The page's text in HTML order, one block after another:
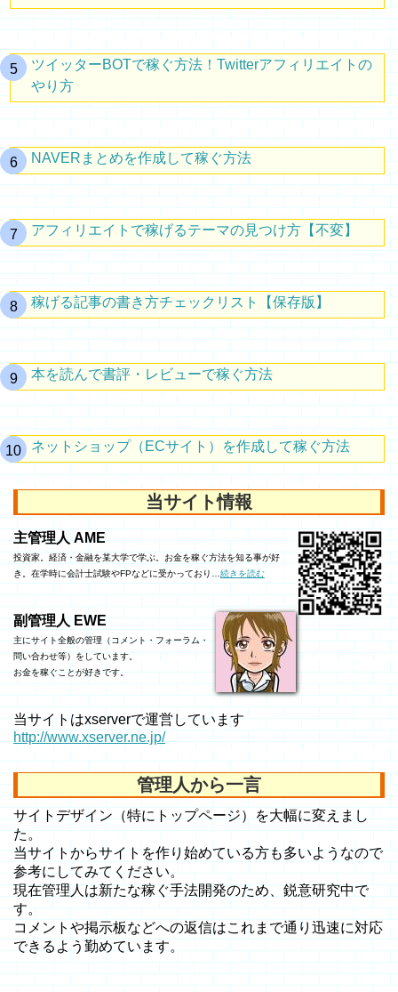
ツイッターBOTで稼ぐ方法！Twitterアフィリエイトの
やり方
NAVERまとめを作成して稼ぐ方法
アフィリエイトで稼げるテーマの見つけ方【不変】
稼げる記事の書き方チェックリスト【保存版】
本を読んで書評・レビューで稼ぐ方法
ネットショップ（ECサイト）を作成して稼ぐ方法
当サイト情報
主管理人 AME
投資家。経済・金融を某大学で学ぶ。お金を稼ぐ方法を知る事が好
き。在学時に会計士試験やFPなどに受かっており…続きを読む
副管理人 EWE
主にサイト全般の管理（コメント・フォーラム・
問い合わせ等）をしています。
お金を稼ぐことが好きです。
当サイトはxserverで運営しています
http://www.xserver.ne.jp/
管理人から一言
サイトデザイン（特にトップページ）を大幅に変えまし
た。
当サイトからサイトを作り始めている方も多いようなので
参考にしてみてください。
現在管理人は新たな稼ぐ手法開発のため、鋭意研究中で
す。
コメントや掲示板などへの返信はこれまで通り迅速に対応
できるよう勤めています。